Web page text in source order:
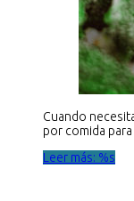
Cuando
por comida para
Leer más: %s